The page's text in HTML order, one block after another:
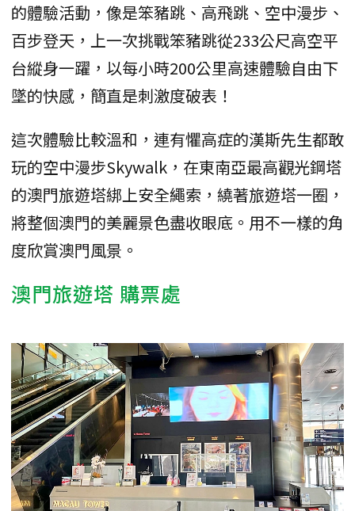
的體驗活動，像是笨豬跳、高飛跳、空中漫步、
百步登天，上一次挑戰笨豬跳從233公尺高空平
台縱身一躍，以每小時200公里高速體驗自由下
墜的快感，簡直是刺激度破表！
這次體驗比較溫和，連有懼高症的漢斯先生都敢
玩的空中漫步Skywalk，在東南亞最高觀光鋼塔
的澳門旅遊塔綁上安全繩索，繞著旅遊塔一圈，
將整個澳門的美麗景色盡收眼底。用不一樣的角
度欣賞澳門風景。
澳門旅遊塔 購票處